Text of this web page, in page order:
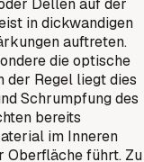
in dickwandigen
auftreten.
die optische
der Regel liegt dies
Schrumpfung des
bereits
im Inneren
Oberfläche führt. Zu